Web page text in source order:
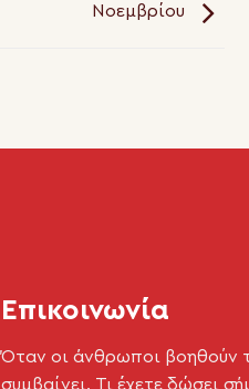
Νοεμβρίου
Επικοινωνία
Όταν οι άνθρωποι βοηθούν
συμβαίνει. Τι έχετε δώσει